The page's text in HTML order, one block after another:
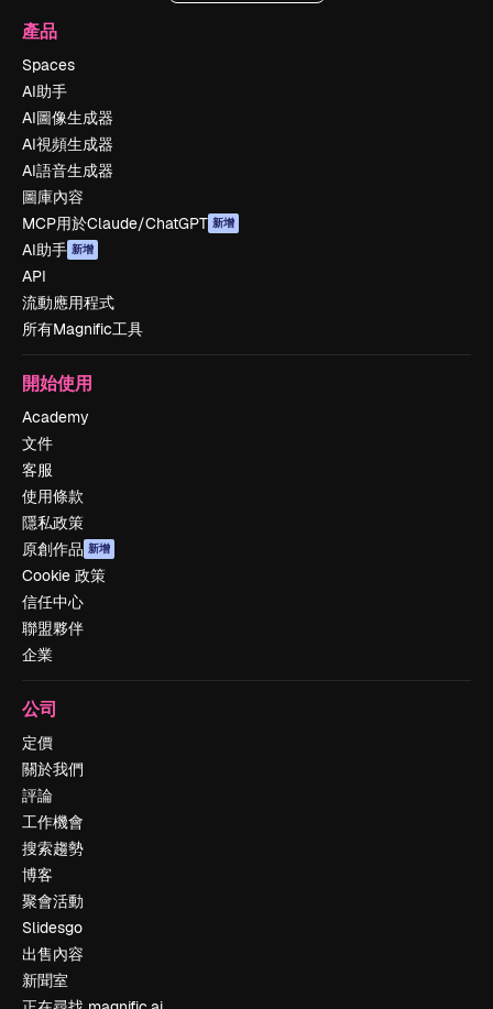
產品
Spaces
AI助手
AI圖像生成器
AI視頻生成器
AI語音生成器
圖庫內容
MCP用於Claude/ChatGPT 新增
AI助手 新增
API
流動應用程式
所有Magnific工具
開始使用
Academy
文件
客服
使用條款
隱私政策
原創作品 新增
Cookie 政策
信任中心
聯盟夥伴
企業
公司
定價
關於我們
評論
工作機會
搜索趨勢
博客
聚會活動
Slidesgo
出售內容
新聞室